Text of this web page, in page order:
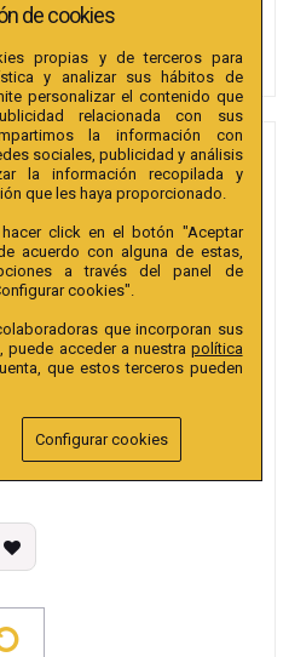
6 X
1/4" Extra.
de cookies
propias y de terceros para
y analizar sus hábitos de
personalizar el contenido que
relacionada con sus
la información con
sociales, publicidad y análisis
la información recopilada y
que les haya proporcionado.
click en el botón "Aceptar
acuerdo con alguna de estas,
a través del panel de
cookies".
que incorporan sus
acceder a nuestra política
que estos terceros pueden
Configurar cookies